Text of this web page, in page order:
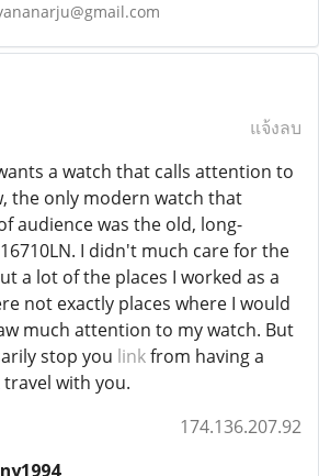
แจ้งลบ
a watch that calls attention to
the only modern watch that
audience was the old, long-
I didn't much care for the
a lot of the places I worked as a
not exactly places where I would
much attention to my watch. But
stop you linkfrom having a
travel with you.
174.136.207.92